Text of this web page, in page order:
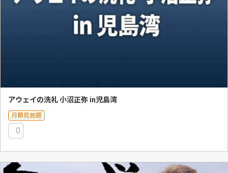
アウェイの洗礼 小沼正弥 in児島湾
月額見放題
0